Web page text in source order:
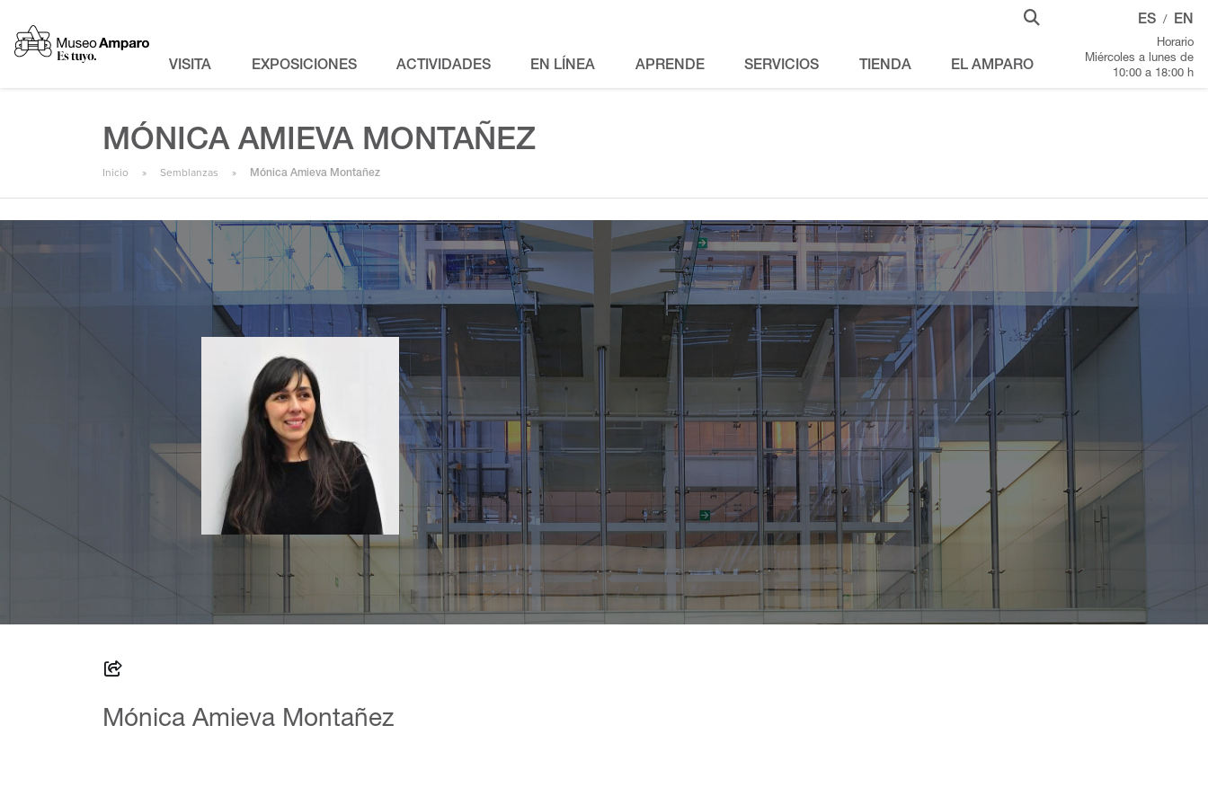
VISITA EXPOSICIONES ACTIVIDADES EN LÍNEA APRENDE SERVICIOS TIENDA EL AMPARO
ES / EN
Horario
Miércoles a lunes de
10:00 a 18:00 h
MÓNICA AMIEVA MONTAÑEZ
Inicio Semblanzas Mónica Amieva Montañez
Mónica Amieva Montañez